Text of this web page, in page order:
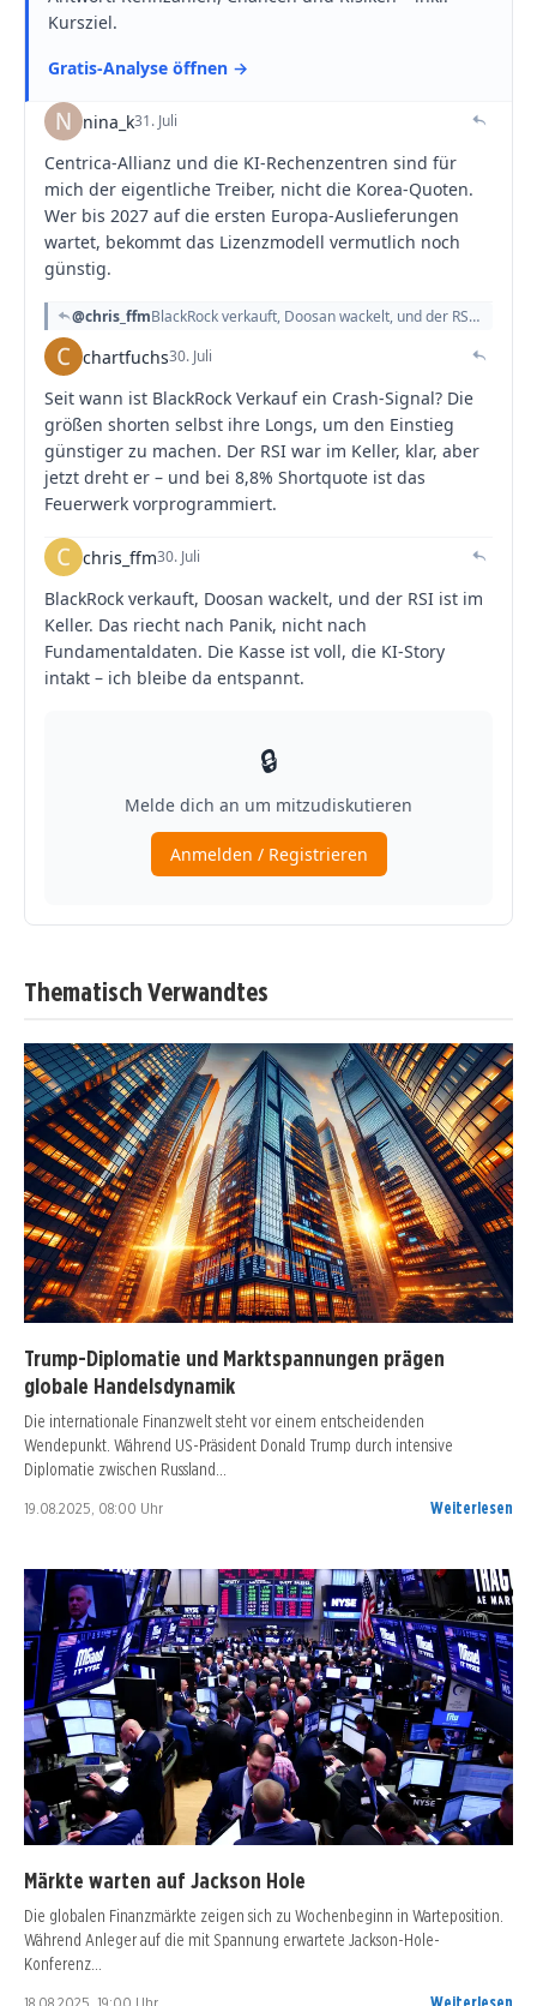
Thematisch Verwandtes
Trump-Diplomatie und Marktspannungen prägen
globale Handelsdynamik
Die internationale Finanzwelt steht vor einem entscheidenden
Wendepunkt. Während US-Präsident Donald Trump durch intensive
Diplomatie zwischen Russland…
19.08.2025, 08:00 Uhr Weiterlesen
Märkte warten auf Jackson Hole
Die globalen Finanzmärkte zeigen sich zu Wochenbeginn in Warteposition.
Während Anleger auf die mit Spannung erwartete Jackson-Hole-
Konferenz…
18.08.2025, 19:00 Uhr Weiterlesen